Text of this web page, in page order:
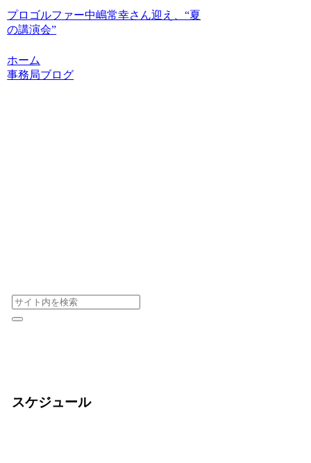
プロゴルファー中嶋常幸さん迎え、“夏
の講演会”
ホーム
事務局ブログ
スケジュール